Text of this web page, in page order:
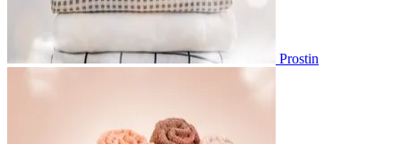
Prostin